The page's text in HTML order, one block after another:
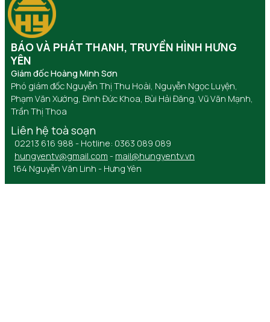
BÁO VÀ PHÁT THANH, TRUYỀN HÌNH HƯNG
YÊN
Giám đốc Hoàng Minh Sơn
Phó giám đốc Nguyễn Thị Thu Hoài, Nguyễn Ngọc Luyện,
Phạm Văn Xướng, Đinh Đức Khoa, Bùi Hải Đăng, Vũ Văn Mạnh,
Trần Thị Thoa
Liên hệ toà soạn
02213 616 988 - Hotline: 0363 089 089
hungyentv@gmail.com - mail@hungyentv.vn
164 Nguyễn Văn Linh - Hưng Yên